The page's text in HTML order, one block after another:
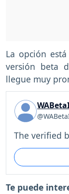
La opción
versión beta
llegue muy
The verified
Te puede